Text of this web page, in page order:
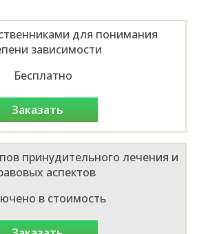
для понимания
зависимости
Бесплатно
заказать
принудительного лечения и
аспектов
в стоимость